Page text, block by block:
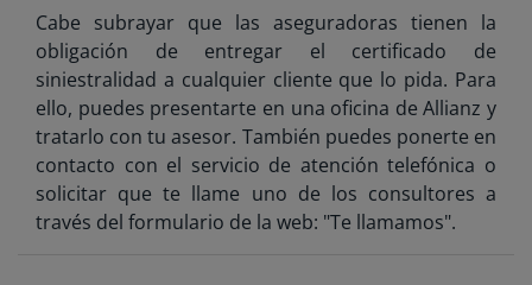
Cabe subrayar que las aseguradoras tienen la
obligación de entregar el certificado de
siniestralidad a cualquier cliente que lo pida. Para
ello, puedes presentarte en una oficina de Allianz y
tratarlo con tu asesor. También puedes ponerte en
contacto con el servicio de atención telefónica o
solicitar que te llame uno de los consultores a
través del formulario de la web: "Te llamamos".